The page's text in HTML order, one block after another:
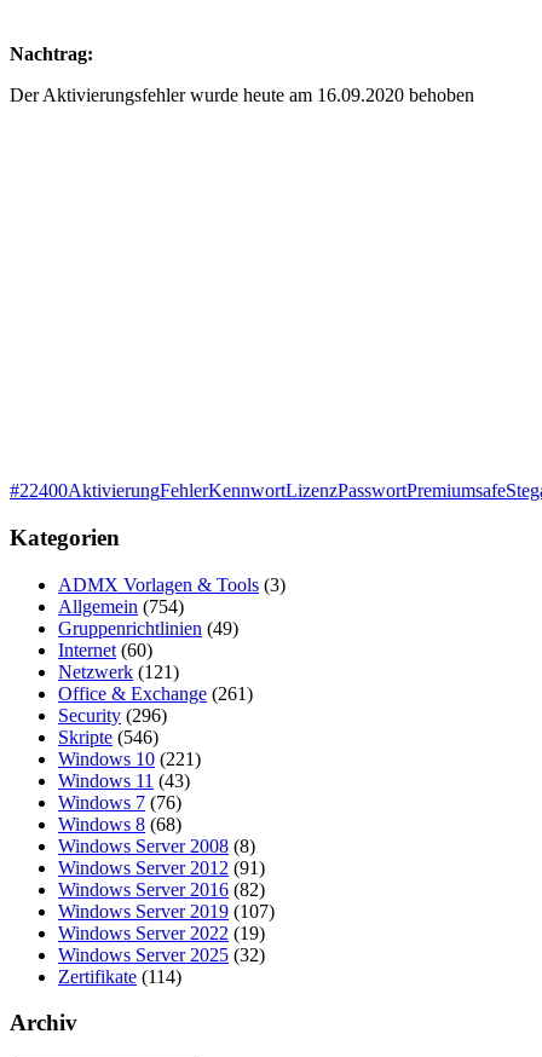
Nachtrag:
Der Aktivierungsfehler wurde heute am 16.09.2020 behoben
#22400AktivierungFehlerKennwortLizenzPasswortPremiumsafe
Kategorien
ADMX Vorlagen & Tools (3)
Allgemein (754)
Gruppenrichtlinien (49)
Internet (60)
Netzwerk (121)
Office & Exchange (261)
Security (296)
Skripte (546)
Windows 10 (221)
Windows 11 (43)
Windows 7 (76)
Windows 8 (68)
Windows Server 2008 (8)
Windows Server 2012 (91)
Windows Server 2016 (82)
Windows Server 2019 (107)
Windows Server 2022 (19)
Windows Server 2025 (32)
Zertifikate (114)
Archiv